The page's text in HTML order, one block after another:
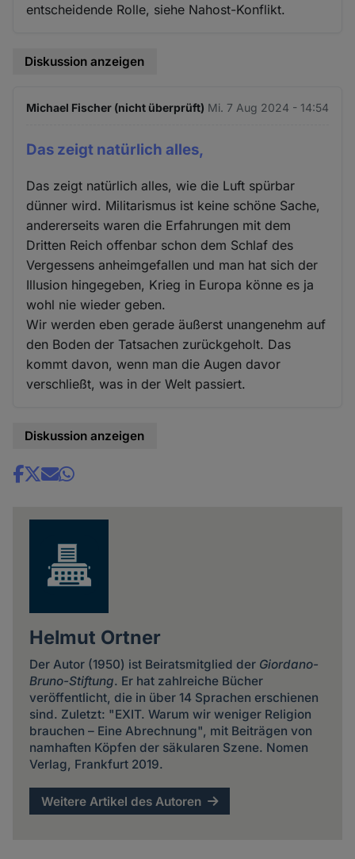
entscheidende Rolle, siehe Nahost-Konflikt.
Diskussion anzeigen
Michael Fischer (nicht überprüft) Mi. 7 Aug 2024 - 14:54
Das zeigt natürlich alles,
Das zeigt natürlich alles, wie die Luft spürbar
dünner wird. Militarismus ist keine schöne Sache,
andererseits waren die Erfahrungen mit dem
Dritten Reich offenbar schon dem Schlaf des
Vergessens anheimgefallen und man hat sich der
Illusion hingegeben, Krieg in Europa könne es ja
wohl nie wieder geben.
Wir werden eben gerade äußerst unangenehm auf
den Boden der Tatsachen zurückgeholt. Das
kommt davon, wenn man die Augen davor
verschließt, was in der Welt passiert.
Diskussion anzeigen
Share
Helmut Ortner
Der Autor (1950) ist Beiratsmitglied der Giordano-
Bruno-Stiftung. Er hat zahlreiche Bücher
veröffentlicht, die in über 14 Sprachen erschienen
sind. Zuletzt: "EXIT. Warum wir weniger Religion
brauchen – Eine Abrechnung", mit Beiträgen von
namhaften Köpfen der säkularen Szene. Nomen
Verlag, Frankfurt 2019.
Weitere Artikel des Autoren